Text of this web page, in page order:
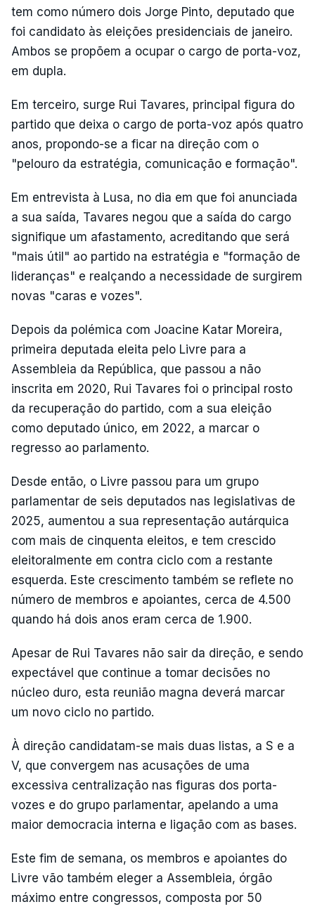
tem como número dois Jorge Pinto, deputado que
foi candidato às eleições presidenciais de janeiro.
Ambos se propõem a ocupar o cargo de porta-voz,
em dupla.
Em terceiro, surge Rui Tavares, principal figura do
partido que deixa o cargo de porta-voz após quatro
anos, propondo-se a ficar na direção com o
"pelouro da estratégia, comunicação e formação".
Em entrevista à Lusa, no dia em que foi anunciada
a sua saída, Tavares negou que a saída do cargo
signifique um afastamento, acreditando que será
"mais útil" ao partido na estratégia e "formação de
lideranças" e realçando a necessidade de surgirem
novas "caras e vozes".
Depois da polémica com Joacine Katar Moreira,
primeira deputada eleita pelo Livre para a
Assembleia da República, que passou a não
inscrita em 2020, Rui Tavares foi o principal rosto
da recuperação do partido, com a sua eleição
como deputado único, em 2022, a marcar o
regresso ao parlamento.
Desde então, o Livre passou para um grupo
parlamentar de seis deputados nas legislativas de
2025, aumentou a sua representação autárquica
com mais de cinquenta eleitos, e tem crescido
eleitoralmente em contra ciclo com a restante
esquerda. Este crescimento também se reflete no
número de membros e apoiantes, cerca de 4.500
quando há dois anos eram cerca de 1.900.
Apesar de Rui Tavares não sair da direção, e sendo
expectável que continue a tomar decisões no
núcleo duro, esta reunião magna deverá marcar
um novo ciclo no partido.
À direção candidatam-se mais duas listas, a S e a
V, que convergem nas acusações de uma
excessiva centralização nas figuras dos porta-
vozes e do grupo parlamentar, apelando a uma
maior democracia interna e ligação com as bases.
Este fim de semana, os membros e apoiantes do
Livre vão também eleger a Assembleia, órgão
máximo entre congressos, composta por 50